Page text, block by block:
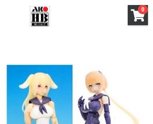
0
と 1/100)
RG/HG/SD)
×
ストアカテゴリー
リー
改造キット
改造キット